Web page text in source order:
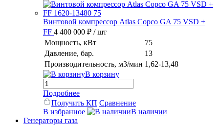
Винтовой компрессор Atlas Copco GA 75 VSD +
FF 4 400 000 ₽ / шт
Мощность, кВт
75
Давление, бар.
13
Производительность, м3/мин 1,62-13,48
В корзину
Подробнее
Получить КП Сравнение
В избранное
В наличии
Генераторы газа